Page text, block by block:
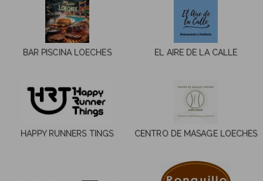
BAR PISCINA LOECHES EL AIRE DE LA CALLE
HAPPY RUNNERS TINGS CENTRO DE MASAGE LOECHES